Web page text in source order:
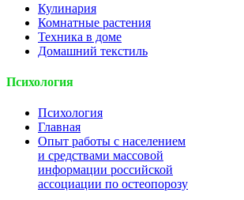
Кулинария
Комнатные растения
Техника в доме
Домашний текстиль
Психология
Психология
Главная
Опыт работы с населением
и средствами массовой
информации российской
ассоциации по остеопорозу